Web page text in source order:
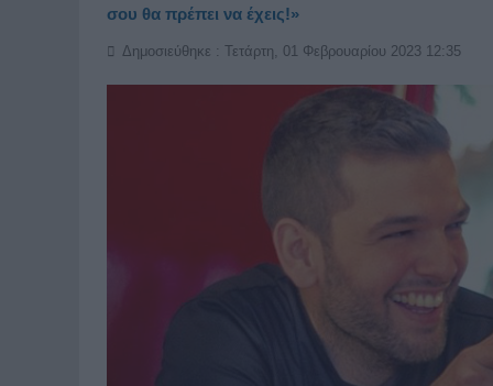
σου θα πρέπει να έχεις!»
Δημοσιεύθηκε : Τετάρτη, 01 Φεβρουαρίου 2023 12:35